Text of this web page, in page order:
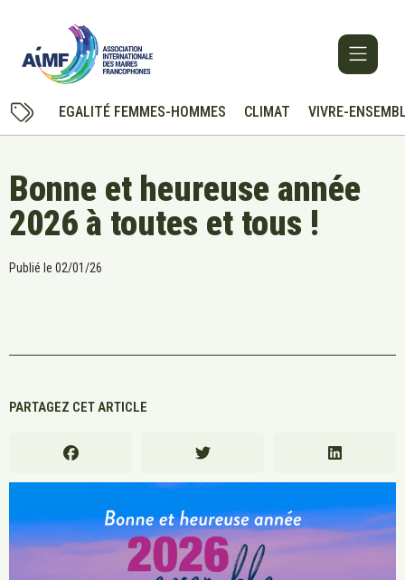
EGALITÉ FEMMES-HOMMES CLIMAT VIVRE-
Bonne et heureuse année
2026 à toutes et tous !
Publié le 02/01/26
PARTAGEZ CET ARTICLE